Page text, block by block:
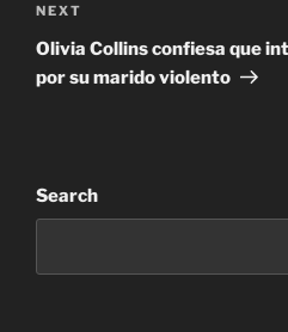
Next
Post
NEXT
Olivia Collins confiesa que
por su marido violento
Search